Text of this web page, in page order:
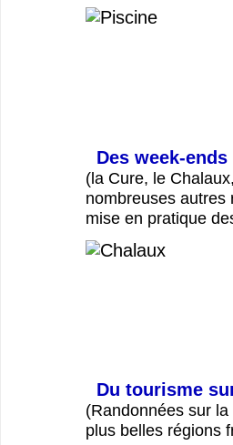
Des week-
(la Cure, le
nombreuses autres
mise en pratique
Du tourisme
(Randonnées sur
plus belles régions